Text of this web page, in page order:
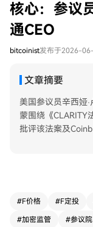
核心：参议
通CEO
bitcoinist发布于2026-
文章摘要
美国参议员辛西娅
蒙围绕《CLARITY
批评该法案及
与BSA条款，延续
正推动将《
#F价格 #F定投
#加密监管 #参议院